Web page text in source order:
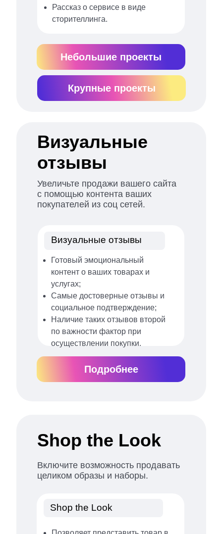
Рассказ о сервисе в виде
сторителлинга.
Готовый эмоциональный
контент о ваших товарах и
услугах;
Самые достоверные отзывы и
социальное подтверждение;
Наличие таких отзывов второй
по важности фактор при
осуществлении покупки.
Визуальные отзывы
Увеличьте продажи вашего сайта
с помощью контента ваших
покупателей из соц сетей.
Визуальные
отзывы
Небольшие проекты
Подробнее
Крупные проекты
Shop the Look
Включите возможность продавать
целиком образы и наборы.
Shop the Look